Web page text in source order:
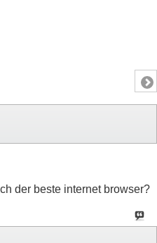
der beste internet browser?